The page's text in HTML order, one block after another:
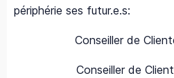
périphérie ses futur.e.s:
Conseiller de
Conseiller de